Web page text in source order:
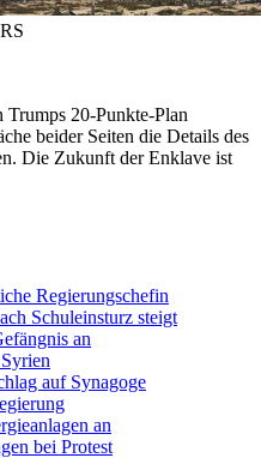
Trumps 20-Punkte-Plan
beider Seiten die Details des
Die Zukunft der Enklave ist
Regierungschefin
Schuleinsturz steigt
an
auf Synagoge
an
bei Protest